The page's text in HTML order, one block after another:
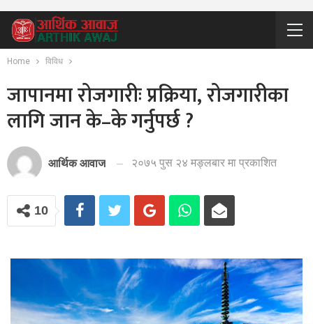
Home विविध
जापानमा रोजगारीः प्रक्रिया, रोजगारीका
लागि जान के–के गर्नुपर्छ ?
आर्थिक आवाज २०७५ पुस २४ मङ्लबार मा प्रकाशित
10